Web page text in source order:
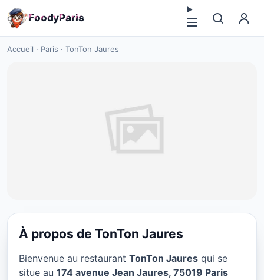
FoodyParis
Accueil · Paris · TonTon Jaures
TonTon Jaures à Paris
À propos de TonTon Jaures
Bienvenue au restaurant TonTon Jaures qui se
situe au 174 avenue Jean Jaures, 75019 Paris